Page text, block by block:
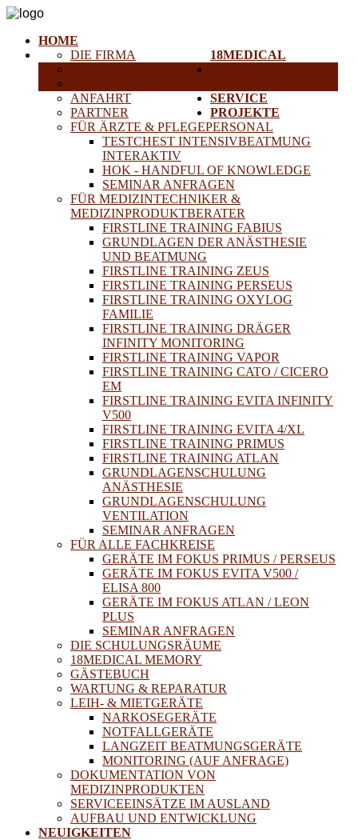
HOME
18MEDICAL
DIE FIRMA
ANFAHRT
PARTNER
FÜR ÄRZTE & PFLEGEPERSONAL
TESTCHEST INTENSIVBEATMUNG
INTERAKTIV
HOK - HANDFUL OF KNOWLEDGE
SEMINAR ANFRAGEN
FÜR MEDIZINTECHNIKER &
MEDIZINPRODUKTBERATER
FIRSTLINE TRAINING FABIUS
GRUNDLAGEN DER ANÄSTHESIE
UND BEATMUNG
FIRSTLINE TRAINING ZEUS
FIRSTLINE TRAINING PERSEUS
FIRSTLINE TRAINING OXYLOG
FAMILIE
FIRSTLINE TRAINING DRÄGER
INFINITY MONITORING
FIRSTLINE TRAINING VAPOR
FIRSTLINE TRAINING CATO / CICERO
EM
FIRSTLINE TRAINING EVITA INFINITY
V500
FIRSTLINE TRAINING EVITA 4/XL
FIRSTLINE TRAINING PRIMUS
FIRSTLINE TRAINING ATLAN
GRUNDLAGENSCHULUNG
ANÄSTHESIE
GRUNDLAGENSCHULUNG
VENTILATION
SEMINAR ANFRAGEN
FÜR ALLE FACHKREISE
GERÄTE IM FOKUS PRIMUS / PERSEUS
GERÄTE IM FOKUS EVITA V500 /
ELISA 800
GERÄTE IM FOKUS ATLAN / LEON
PLUS
SEMINAR ANFRAGEN
DIE SCHULUNGSRÄUME
18MEDICAL MEMORY
GÄSTEBUCH
SERVICE
WARTUNG & REPARATUR
LEIH- & MIETGERÄTE
NARKOSEGERÄTE
NOTFALLGERÄTE
LANGZEIT BEATMUNGSGERÄTE
MONITORING (AUF ANFRAGE)
DOKUMENTATION VON
MEDIZINPRODUKTEN
PROJEKTE
SERVICEEINSÄTZE IM AUSLAND
AUFBAU UND ENTWICKLUNG
NEUIGKEITEN